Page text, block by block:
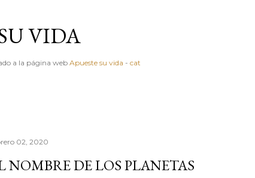
VIDA
a la página web Apueste su vida - cat
02, 2020
NOMBRE DE LOS PLANETAS